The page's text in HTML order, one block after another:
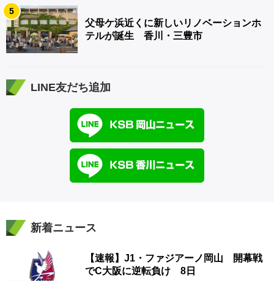
5
父母ケ浜近くに新しいリノベーションホ
テルが誕生 香川・三豊市
LINE友だち追加
新着ニュース
【速報】J1・ファジアーノ岡山 開幕戦
でC大阪に逆転負け 8日